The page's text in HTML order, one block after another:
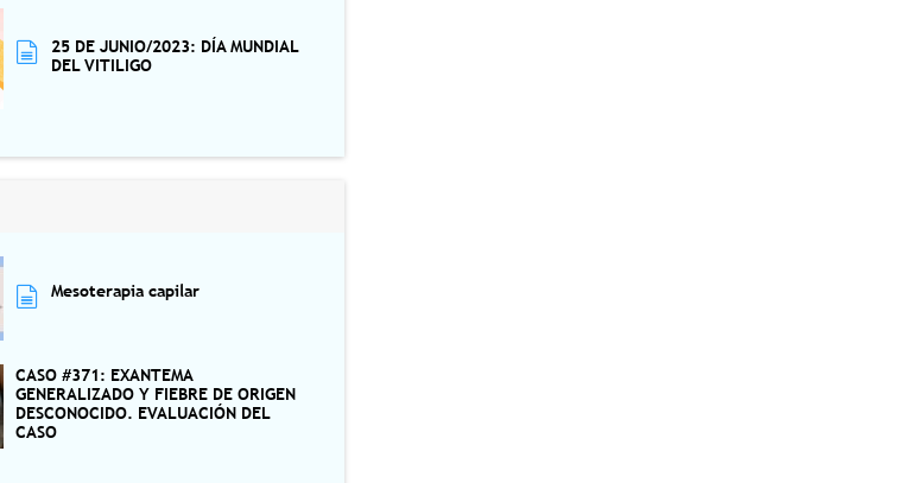
25 DE JUNIO/2023: DÍA MUNDIAL
DEL VITILIGO
Mesoterapia capilar
CASO #371: EXANTEMA
GENERALIZADO Y FIEBRE DE ORIGEN
DESCONOCIDO. EVALUACIÓN DEL
CASO